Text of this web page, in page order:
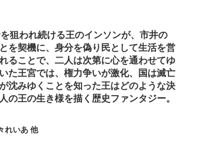
狙われ続ける王のインソンが、市井の
を契機に、身分を偽り民として生活を営
ることで、二人は次第に心を通わせてゆ
た王宮では、権力争いが激化、国は滅亡
沈みゆくことを知った王はどのような決
の王の生き様を描く歴史ファンタジー。
れいあ 他